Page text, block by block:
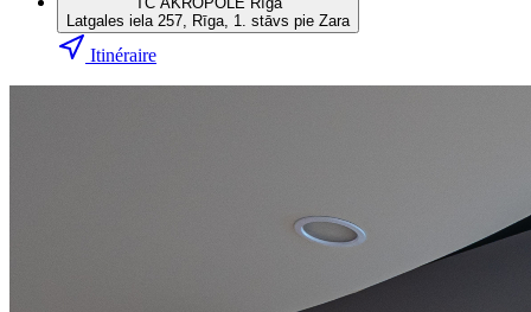
Latgales iela 257, Rīga, 1. stāvs pie Zara
Itinéraire